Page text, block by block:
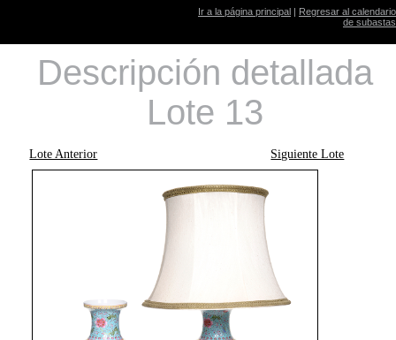
Ir a la página principal | Regresar al calendario
de subastas
Descripción detallada
Lote 13
Lote Anterior Siguiente Lote